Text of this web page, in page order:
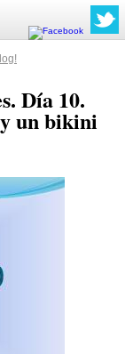
Día 10.
un bikini